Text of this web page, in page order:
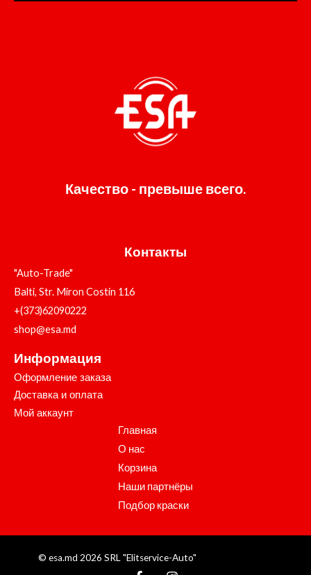
Качество - превыше всего.
Контакты
"Auto-Trade"
Balti, Str. Miron Costin 116
+(373)62090222
shop@esa.md
Информация
Оформление заказа
Доставка и оплата
Мой аккаунт
Главная
О нас
Корзина
Наши партнёры
Подбор краски
© esa.md 2026 SRL "Elitservice-Auto"